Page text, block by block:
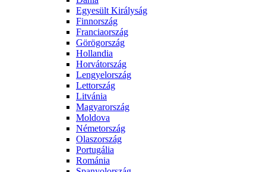
Egyesült Királyság
Finnország
Franciaország
Görögország
Hollandia
Horvátország
Lengyelország
Lettország
Litvánia
Magyarország
Moldova
Németország
Olaszország
Portugália
Románia